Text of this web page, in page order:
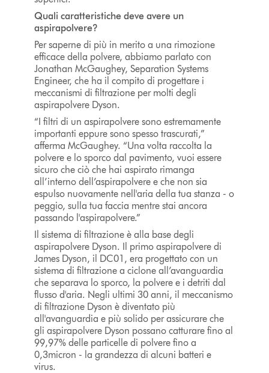
Quali caratteristiche deve avere un
aspirapolvere?
Per saperne di più in merito a una rimozione
efficace della polvere, abbiamo parlato con
Jonathan McGaughey, Separation Systems
Engineer, che ha il compito di progettare i
meccanismi di filtrazione per molti degli
aspirapolvere Dyson.
“I filtri di un aspirapolvere sono estremamente
importanti eppure sono spesso trascurati,”
afferma McGaughey. “Una volta raccolta la
polvere e lo sporco dal pavimento, vuoi essere
sicuro che ciò che hai aspirato rimanga
all’interno dell’aspirapolvere e che non sia
espulso nuovamente nell'aria della tua stanza - o
peggio, sulla tua faccia mentre stai ancora
passando l'aspirapolvere.”
Il sistema di filtrazione è alla base degli
aspirapolvere Dyson. Il primo aspirapolvere di
James Dyson, il DC01, era progettato con un
sistema di filtrazione a ciclone all’avanguardia
che separava lo sporco, la polvere e i detriti dal
flusso d'aria. Negli ultimi 30 anni, il meccanismo
di filtrazione Dyson è diventato più
all'avanguardia e più solido per assicurare che
gli aspirapolvere Dyson possano catturare fino al
99,97% delle particelle di polvere fino a
0,3micron - la grandezza di alcuni batteri e
virus.